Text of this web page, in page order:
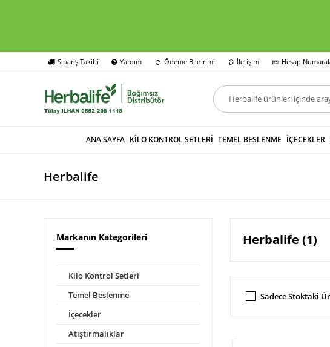
Sipariş Takibi Yardım Ödeme Bildirimi İletişim Hesap
ANA SAYFA KİLO KONTROL SETLERİ TEMEL BESLENME İÇECEKLER
Herbalife
Markanın Kategorileri
Kilo Kontrol Setleri
Temel Beslenme
İçecekler
Atıştırmalıklar
Herbalife (1)
Sadece Stoktaki